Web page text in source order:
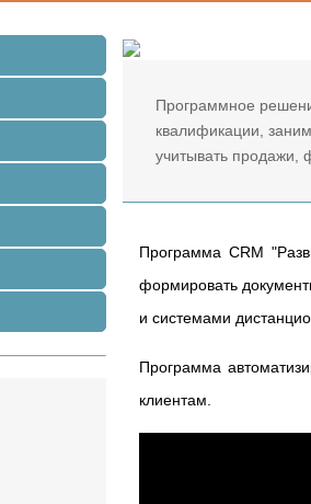
Программное
квалификации,
учитывать продажи,
Программа CRM
формировать
и системами
Программа
клиентам.